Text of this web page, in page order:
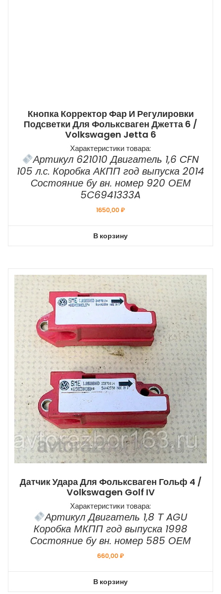
Кнопка Корректор Фар И Регулировки
Подсветки Для Фольксваген Джетта 6 /
Volkswagen Jetta 6
Характеристики товара:
Артикул 621010 Двигатель 1,6 CFN
105 л.с. Коробка АКПП год выпуска 2014
Состояние бу вн. номер 920 ОЕМ
5C6941333A
1650,00₽
В корзину
Датчик Удара Для Фольксваген Гольф 4 /
Volkswagen Golf IV
Характеристики товара:
Артикул Двигатель 1,8 Т AGU
Коробка МКПП год выпуска 1998
Состояние бу вн. номер 585 ОЕМ
660,00₽
В корзину